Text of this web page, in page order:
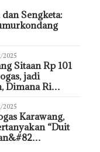
Sengketa:
2025
Sitaan Rp 101
jadi
Dimana Ri…
2025
Karawang,
“Duit